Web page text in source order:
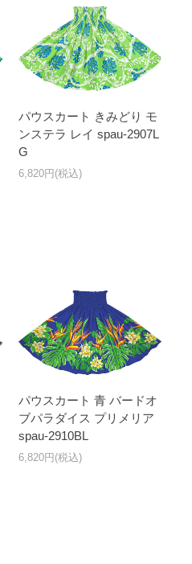
パウスカート きみどり モ
ンステラ レイ spau-2907L
G
6,820円(税込)
パウスカート 青 バードオ
ブパラダイス プリメリア
spau-2910BL
6,820円(税込)